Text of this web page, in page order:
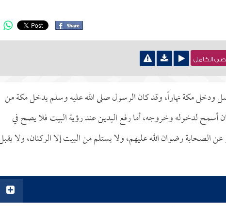
الكامل
مكة نهاراً، وقد كان الرسول صلى الله عليه وسلم يدخل مكة من
أسمح لدخوله وخروجه، أما رفع اليدين عند رؤية البيت فلا يصح في
رضوان الله عليهم، ولا يستلم من البيت إلا الركنان، ولا